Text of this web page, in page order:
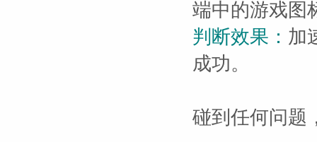
端中的游戏图
判断效果： 加
成功。
碰到任何问题